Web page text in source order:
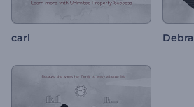
carl Debra